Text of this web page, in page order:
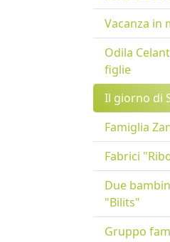
Vacanza in
Odila
figlie
Il giorno di
Famiglia
Fabrici
Due
"Bilits"
Gruppo